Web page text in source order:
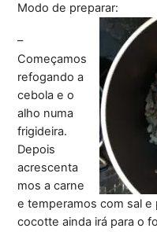
Modo de preparar:
–
Começamos
refogando a
cebola e o
alho numa
frigideira.
Depois
acrescenta
mos a carne
e temperamos com sal
cocotte ainda irá para o